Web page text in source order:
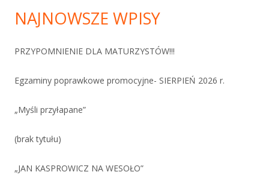
NAJNOWSZE WPISY
PRZYPOMNIENIE DLA MATURZYSTÓW!!!
Egzaminy poprawkowe promocyjne- SIERPIEŃ 2026 r.
„Myśli przyłapane”
(brak tytułu)
„JAN KASPROWICZ NA WESOŁO”